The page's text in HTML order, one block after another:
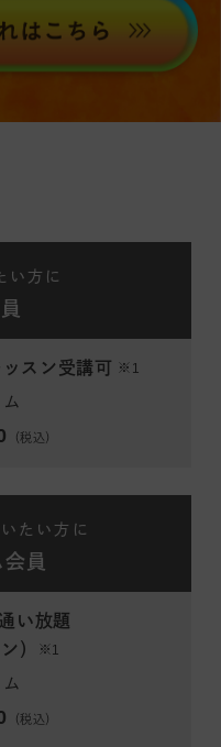
い方に
スン受講可 ※1
（税込）
たい方に
員
い放題
）
※1
（税込）